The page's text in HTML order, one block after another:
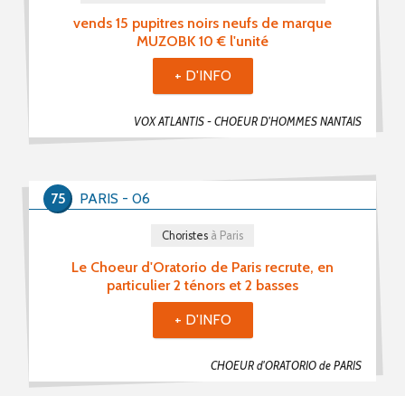
vends 15 pupitres noirs neufs de marque
MUZOBK 10 € l'unité
VOX ATLANTIS - CHOEUR D'HOMMES NANTAIS
+ D'INFO
Le Choeur d'Oratorio de Paris recrute, en
particulier 2 ténors et 2 basses
CHOEUR d'ORATORIO de PARIS
Choristes à Paris
PARIS - 06
75
+ D'INFO